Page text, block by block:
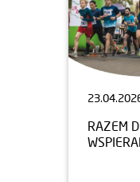
RAZEM